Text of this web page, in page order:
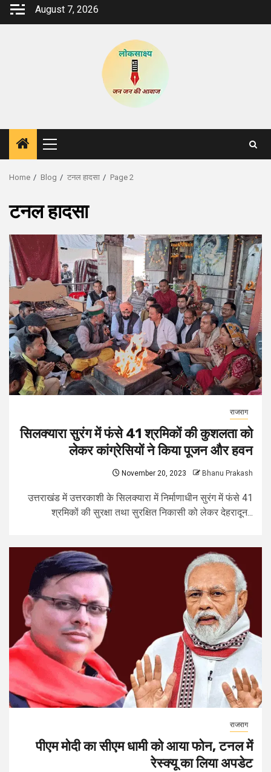
Skip
August 7, 2026
Primary
Menu
Home Blog टनल हादसा Page 2
टनल हादसा
राजराग
सिलक्यारा सुरंग में फंसे 41 श्रमिकों की कुशलता को
लेकर कांग्रेसियों ने किया पूजन और हवन
November 20, 2023 Bhanu Prakash
उत्तराखंड में उत्तरकाशी के सिलक्यारा में निर्माणाधीन सुरंग में फंसे 41
श्रमिकों की सुरक्षा तथा सुरक्षित निकासी को लेकर देहरादून...
राजराग
पीएम मोदी का सीएम धामी को आया फोन, टनल में
रेस्क्यू का लिया अपडेट